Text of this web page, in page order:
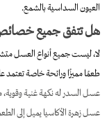
العيون السداسية بالشمع.
هل تتفق جميع
لا، ليست جميع أنواع العسل
طعمًا مميزًا ورائحة خاصة تعتمد
عسل السدر له نكهة غنية
عسل زهرة الأكاسيا يميل إلى